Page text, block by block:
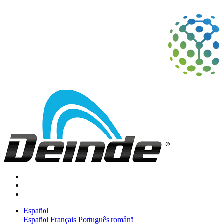
Español
Español Français Português română